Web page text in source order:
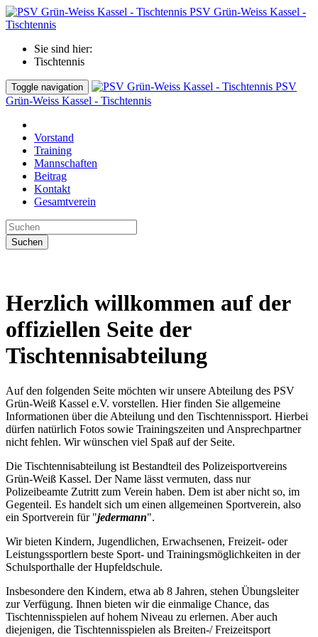
PSV Grün-Weiss Kassel -
Tischtennis
Sie sind hier:
Tischtennis
Toggle navigation
PSV
Grün-Weiss Kassel - Tischtennis
Vorstand
Training
Mannschaften
Beitrag
Kontakt
Gesamtverein
Suchen
Herzlich willkommen auf der
offiziellen Seite der
Tischtennisabteilung
Auf den folgenden Seite möchten wir unsere Abteilung des PSV
Grün-Weiß Kassel e.V. vorstellen. Hier finden Sie allgemeine
Informationen über die Abteilung und den Tischtennissport. Hierbei
dürfen natürlich Fotos sowie Trainingszeiten und Ansprechpartner
nicht fehlen. Wir wünschen viel Spaß auf der Seite.
Die Tischtennisabteilung ist Bestandteil des Polizeisportvereins
Grün-Weiß Kassel. Der Name lässt vermuten, dass nur
Polizeibeamte Zutritt zum Verein haben. Dem ist aber nicht so, im
Gegenteil. Es handelt sich um einen allgemeinen Sportverein, also
ein Sportverein für "jedermann".
Wir bieten Kindern, Jugendlichen, Erwachsenen, Freizeit- oder
Leistungssportlern beste Sport- und Trainingsmöglichkeiten in der
Schulsporthalle der Hupfeldschule.
Insbesondere den Kindern, etwa ab 8 Jahren, stehen Übungsleiter
zur Verfügung. Ihnen bieten wir die einmalige Chance, das
Tischtennisspielen auf hohem Niveau zu erlernen. Aber auch
diejenigen, die Tischtennisspielen als Breiten-/ Freizeitsport